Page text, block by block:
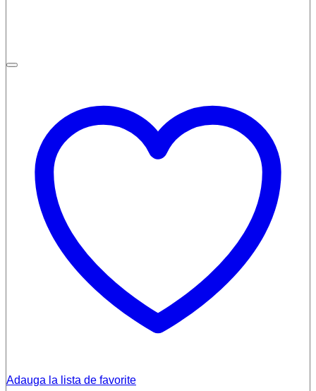
Adauga la lista de favorite